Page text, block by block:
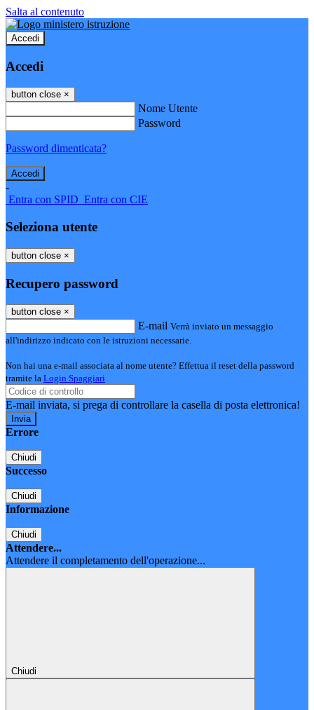
Salta al contenuto
Accedi
Accedi
button close ×
Nome Utente
Password
Password dimenticata?
-
Entra con SPID Entra con CIE
Seleziona utente
button close ×
Recupero password
button close ×
E-mail Verrà inviato un messaggio
all'indirizzo indicato con le istruzioni necessarie.
Non hai una e-mail associata al nome utente? Effettua il reset della password
tramite la Login Spaggiari
E-mail inviata, si prega di controllare la casella di posta elettronica!
Errore
Chiudi
Successo
Chiudi
Informazione
Chiudi
Attendere...
Attendere il completamento dell'operazione...
Chiudi